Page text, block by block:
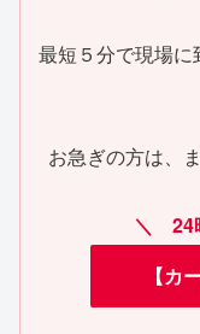
最短５分で現場
お急ぎの方は、
＼ 24
【カ